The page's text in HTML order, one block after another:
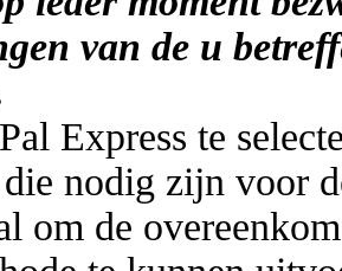
van de u
Express te
die nodig zijn voor
om de